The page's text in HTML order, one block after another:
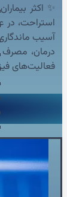
✨ اکثر
استراحت، در
آسیب
درمان، مصرف
فعالیت‌های